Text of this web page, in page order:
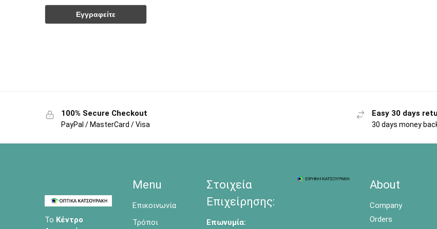
100% Secure Checkout
PayPal / MasterCard / Visa
Easy 30 days
30 days money
Το Κέντρο
Menu
Επικοινωνία
Τρόποι
Στοιχεία
Επιχείρησης:
Επωνυμία:
About
Company
Orders